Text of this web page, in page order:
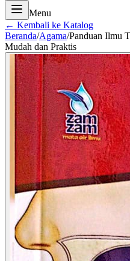
Menu
← Kembali ke Katalog
Beranda/Agama/Panduan Ilmu
Mudah dan Praktis